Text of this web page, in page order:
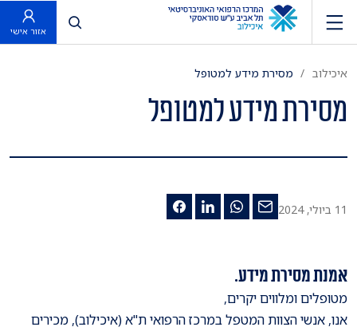
פתח חיפוש
אזור אישי
איכילוב מסירת מידע למטופל
מסירת מידע למטופל
11 ביולי, 2024
אמנת מסירת מידע.
מטופלים ומלווים יקרים,
אנו, אנשי הצוות המטפל במרכז הרפואי ת"א (איכילוב), מכירים